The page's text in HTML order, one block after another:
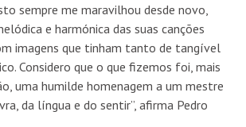
sempre me maravilhou desde novo,
e harmónica das suas canções
imagens que tinham tanto de tangível
Considero que o que fizemos foi, mais
uma humilde homenagem a um mestre
da língua e do sentir”, afirma Pedro